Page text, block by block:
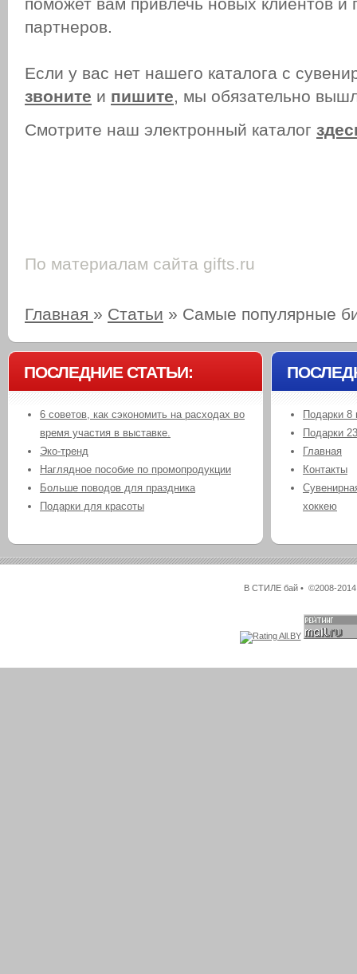
партнеров.
Если у вас нет нашего каталога с
звоните и пишите, мы обязательно
Смотрите наш электронный каталог
По материалам сайта gifts.ru
Главная » Статьи » Самые популярные
ПОСЛЕДНИЕ СТАТЬИ:
6 советов, как сэкономить на расходах во
время участия в выставке.
Эко-тренд
Наглядное пособие по промопродукции
Больше поводов для праздника
Подарки для красоты
Подарки 8
Подарки
Главная
Контакты
хоккею
В СТИЛЕ бай • ©2008-